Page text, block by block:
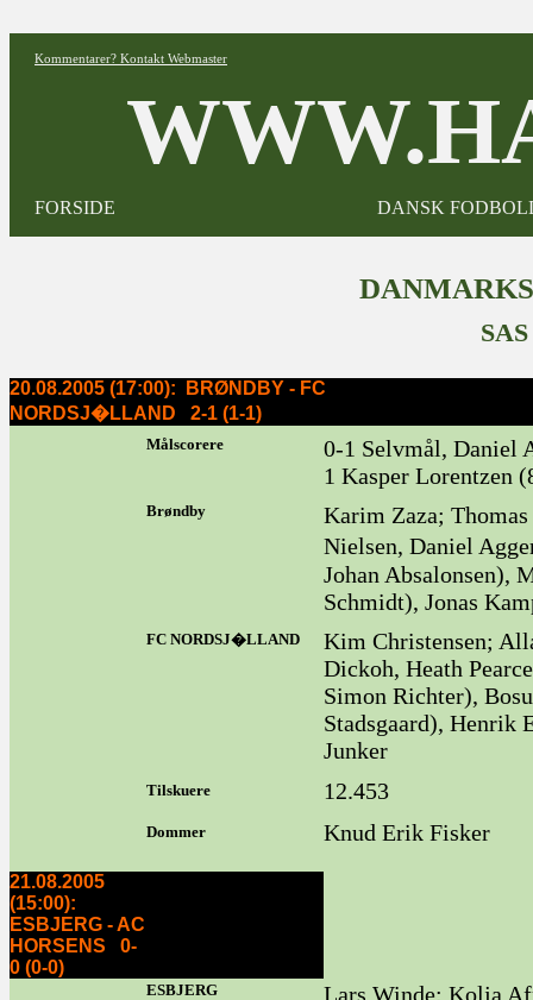
Kommentarer? Kontakt Webmaster
FORSIDE DANSK
20.08.2005 (17:00): BRØNDBY - FC
NORDSJ�LLAND 2-1 (1-1)
Målscorere
0-1 Selvmål, Daniel
1 Kasper Lorentzen
Brøndby
Karim Zaza;
Nielsen, Daniel
Johan Absalonsen),
Schmidt), Jonas
FC NORDSJ�LLAND
Kim Christensen;
Dickoh, Heath
Simon Richter),
Stadsgaard), Henrik
Junker
Tilskuere 12.453
Dommer Knud Erik Fisker
21.08.2005
(15:00):
ESBJERG - AC
HORSENS 0-
0 (0-0)
ESBJERG
Lars Winde; Kolja